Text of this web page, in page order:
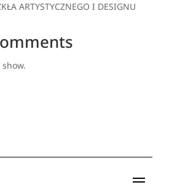
ARTYSTYCZNEGO I DESIGNU